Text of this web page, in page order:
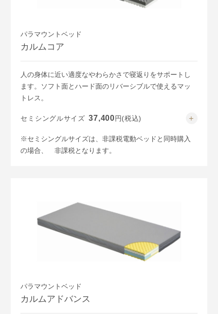
パラマウントベッド
カルムコア
人の身体に近い適度なやわらかさで寝返りをサポートし
ます。ソフト面とハード面のリバーシブルで使えるマッ
トレス。
セミシングルサイズ 37,400円(税込)
セミダブルサイズ
57,200
※セミシングルサイズは、非課税電動ベッドと同時購入
の場合、
非課税となります。
パラマウントベッド
カルムアドバンス